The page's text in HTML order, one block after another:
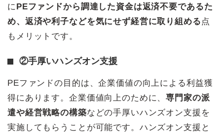
に PEファンドから調達した資金は返済不要であるた
め、返済や利子などを気にせず経営に取り組める 点
もメリットです。
②手厚いハンズオン支援
PEファンドの目的は、企業価値の向上による利益獲
得にあります。企業価値向上のために、専門家の派
遣や経営戦略の構築などの手厚いハンズオン支援を
実施してもらうことが可能です。ハンズオン支援と